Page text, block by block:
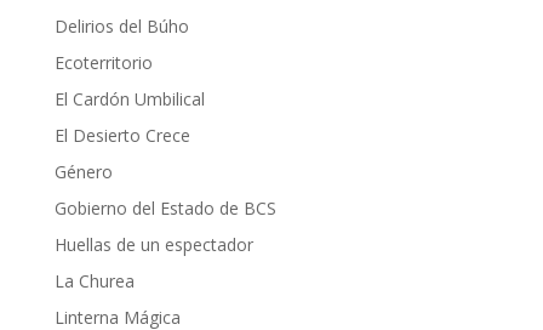
Delirios del Búho
Ecoterritorio
El Cardón Umbilical
El Desierto Crece
Género
Gobierno del Estado de BCS
Huellas de un espectador
La Churea
Linterna Mágica